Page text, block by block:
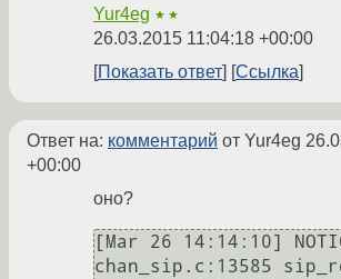
Yur4eg ★★
26.03.2015 11:04:18 +00:00
Показать ответ
Ссылка
Ответ на: комментарий от Yur4eg
+00:00
оно?
[Mar 26 14:14:10]
chan_sip.c:13585